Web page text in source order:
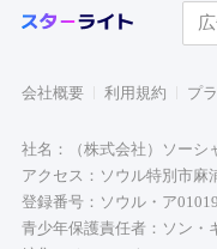
会社概要 利用規約 プ
社名：（株式会社）ソーシ
アクセス：ソウル特別市麻
登録番号：ソウル・ア01019
青少年保護責任者：ソン・